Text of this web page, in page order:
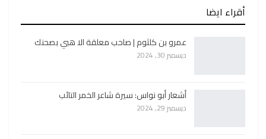
أقراء ايضا
عمرو بن كلثوم | صاحب معلقة الا هبي بصحنك
ديسمبر 30, 2024
أشعار أبو نواس: سيرة شاعر الخمر التائب
ديسمبر 29, 2024